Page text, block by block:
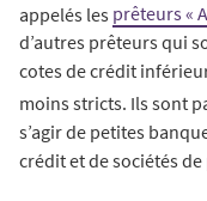
appelés les prêteurs «
d’autres prêteurs qui
cotes de crédit
moins stricts. Ils sont
s’agir de petites
crédit et de sociétés